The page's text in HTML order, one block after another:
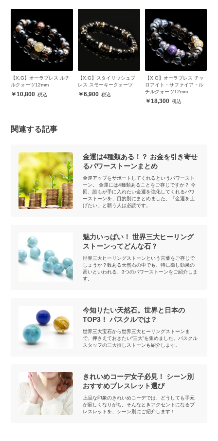
【X.G】オーラブレス ルチ
ルクォーツ12mm
10,800
【X.G】スタイリッシュブ
レス スモーキークォーツ
6,900
【X.G】オーラブレス チャ
ロアイト・サファイア・ル
チルクォーツ12mm
18,300
関連する記事
金運は4種類ある！？ お金を引き寄せ
るパワーストーンまとめ
金運アップをサポートしてくれるというパワースト
ーン。 金運には4種類あることをご存じですか？ 今
回、誰もが手に入れたい金運を強化してくれるパワ
ーストーンを、目的別にまとめました。「金運を上
げたい」と願う人は必読です。
魅力いっぱい！ 世界三大ヒーリング
ストーンってどんな石？
世界三大ヒーリングストーンという言葉をご存じで
しょうか？数ある天然石の中でも、特に癒し効果の
高いといわれる、3つのパワーストーンをご紹介しま
す。
今知りたい天然石。世界と日本の
TOP3！ パスクルでは？
世界三大宝石から世界三大ヒーリングストーンま
で、押さえておきたい“三大”を集めました。パスクル
スタッフの三大推しストーンも紹介します。
きれいめコーデ女子必見！ シーン別
おすすめブレスレット選び
上品な印象のきれいめコーデでは、どうしても手元
が寂しくなりがち。そんなときアクセントになるブ
レスレットを、シーン別にご紹介します！